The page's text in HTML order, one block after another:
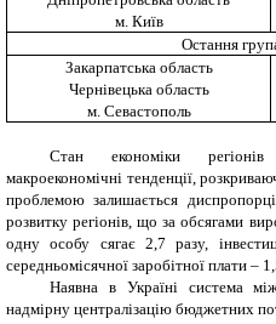
м. Київ
Остання
Закарпатська область
Чернівецька область
м. Севастополь
Стан економіки регіонів
макроекономічні тенденції,
проблемою залишається
розвитку регіонів, що за обсягами
одну особу сягає 2,7 разу,
середньомісячної заробітної плати –
Наявна в Україні система
надмірну централізацію бюджетних